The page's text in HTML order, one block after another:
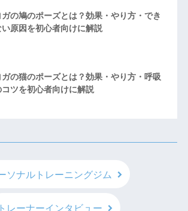
ガの鳩のポーズとは？効果・やり方・でき
い原因を初心者向けに解説
ガの猫のポーズとは？効果・やり方・呼吸
コツを初心者向けに解説
ソナルトレーニングジム
トレーナーインタビュー